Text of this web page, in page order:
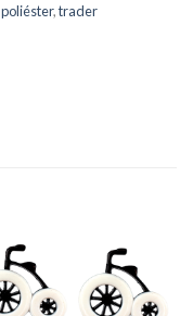
poliéster,trader